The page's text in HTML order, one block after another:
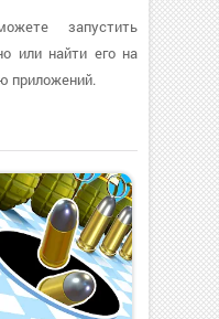
запустить
или найти его на
приложений.